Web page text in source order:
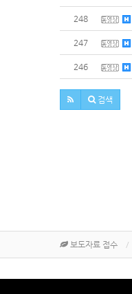
248
247
246
검색
보도자료 접수